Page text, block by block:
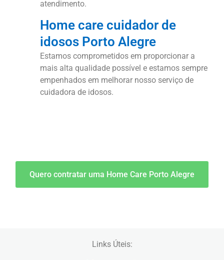
atendimento.
Home care cuidador de
idosos Porto Alegre
Estamos comprometidos em proporcionar a
mais alta qualidade possível e estamos sempre
empenhados em melhorar nosso serviço de
cuidadora de idosos.
Quero contratar uma Home Care Porto Alegre
Links Úteis: